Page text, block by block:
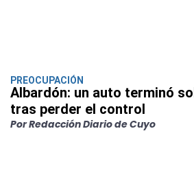
PREOCUPACIÓN
Albardón: un auto terminó
tras perder el control
Por Redacción Diario de Cuyo